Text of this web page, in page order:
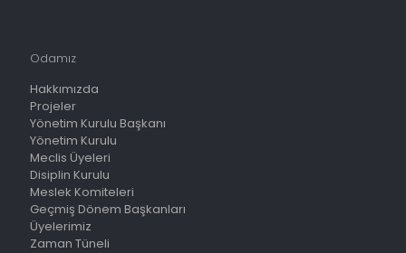
Odamız
Hakkımızda
Projeler
Yönetim Kurulu Başkanı
Yönetim Kurulu
Meclis Üyeleri
Disiplin Kurulu
Meslek Komiteleri
Geçmiş Dönem Başkanları
Üyelerimiz
Zaman Tüneli